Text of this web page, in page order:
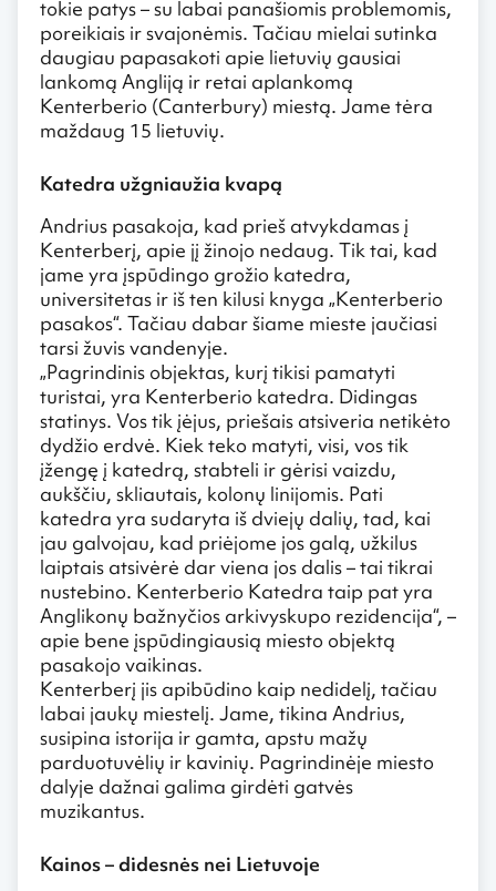
tokie patys – su labai panašiomis problemomis,
poreikiais ir svajonėmis. Tačiau mielai sutinka
daugiau papasakoti apie lietuvių gausiai
lankomą Angliją ir retai aplankomą
Kenterberio (Canterbury) miestą. Jame tėra
maždaug 15 lietuvių.
Katedra užgniaužia kvapą
Andrius pasakoja, kad prieš atvykdamas į
Kenterberį, apie jį žinojo nedaug. Tik tai, kad
jame yra įspūdingo grožio katedra,
universitetas ir iš ten kilusi knyga „Kenterberio
pasakos“. Tačiau dabar šiame mieste jaučiasi
tarsi žuvis vandenyje.
„Pagrindinis objektas, kurį tikisi pamatyti
turistai, yra Kenterberio katedra. Didingas
statinys. Vos tik įėjus, priešais atsiveria netikėto
dydžio erdvė. Kiek teko matyti, visi, vos tik
įžengę į katedrą, stabteli ir gėrisi vaizdu,
aukščiu, skliautais, kolonų linijomis. Pati
katedra yra sudaryta iš dviejų dalių, tad, kai
jau galvojau, kad priėjome jos galą, užkilus
laiptais atsivėrė dar viena jos dalis – tai tikrai
nustebino. Kenterberio Katedra taip pat yra
Anglikonų bažnyčios arkivyskupo rezidencija“, –
apie bene įspūdingiausią miesto objektą
pasakojo vaikinas.
Kenterberį jis apibūdino kaip nedidelį, tačiau
labai jaukų miestelį. Jame, tikina Andrius,
susipina istorija ir gamta, apstu mažų
parduotuvėlių ir kavinių. Pagrindinėje miesto
dalyje dažnai galima girdėti gatvės
muzikantus.
Kainos – didesnės nei Lietuvoje